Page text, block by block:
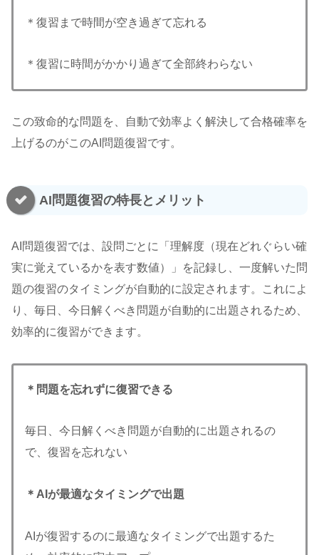
＊復習まで時間が空き過ぎて忘れる
＊復習に時間がかかり過ぎて全部終わらない
この致命的な問題を、自動で効率よく解決して合格確率を
上げるのがこのAI問題復習です。
AI問題復習の特長とメリット
AI問題復習では、設問ごとに「理解度（現在どれぐらい確
実に覚えているかを表す数値）」を記録し、一度解いた問
題の復習のタイミングが自動的に設定されます。これによ
り、毎日、今日解くべき問題が自動的に出題されるため、
効率的に復習ができます。
＊問題を忘れずに復習できる
毎日、今日解くべき問題が自動的に出題されるの
で、復習を忘れない
＊AIが最適なタイミングで出題
AIが復習するのに最適なタイミングで出題するた